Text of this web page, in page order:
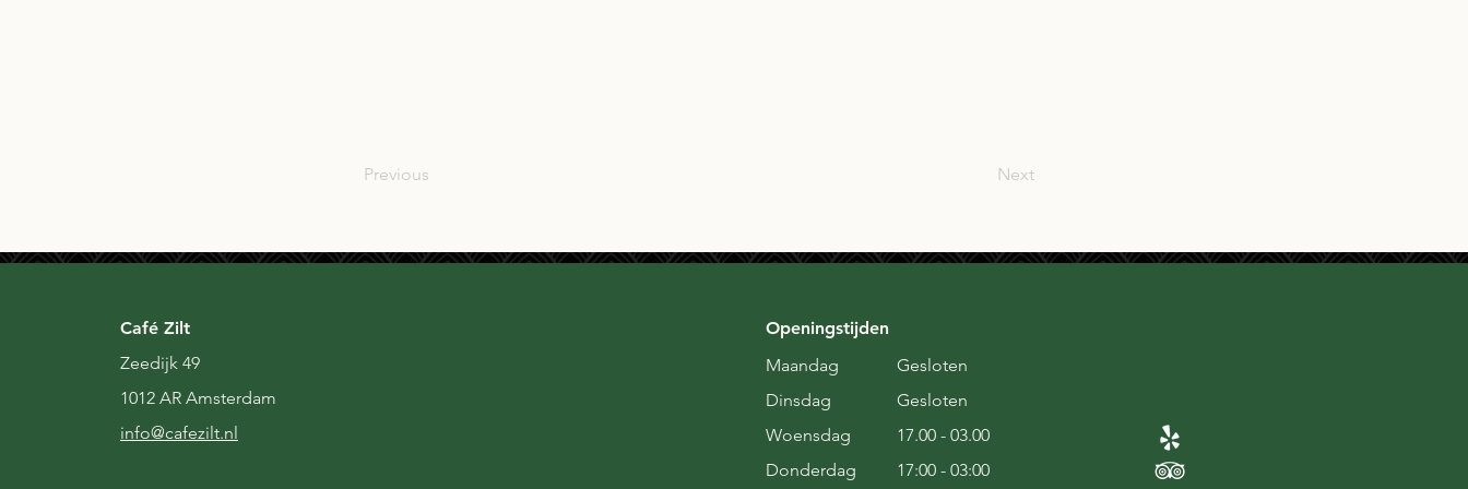
Previous Next
Café Zilt
Zeedijk 49
1012 AR Amsterdam
info@cafezilt.nl
Openingstijden
Maandag
Dinsdag
Woensdag
Donderdag
Gesloten
Gesloten
17.00 - 03.00
17:00 - 03:00